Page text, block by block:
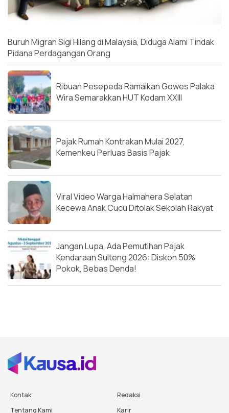
Buruh Migran Sigi Hilang di Malaysia, Diduga Alami Tindak
Pidana Perdagangan Orang
Ribuan Pesepeda Ramaikan Gowes Palaka
Wira Semarakkan HUT Kodam XXIII
Pajak Rumah Kontrakan Mulai 2027,
Kemenkeu Perluas Basis Pajak
Viral Video Warga Halmahera Selatan
Kecewa Anak Cucu Ditolak Sekolah Rakyat
Jangan Lupa, Ada Pemutihan Pajak
Kendaraan Sulteng 2026: Diskon 50%
Pokok, Bebas Denda!
Kontak
Redaksi
Tentang Kami
Karir